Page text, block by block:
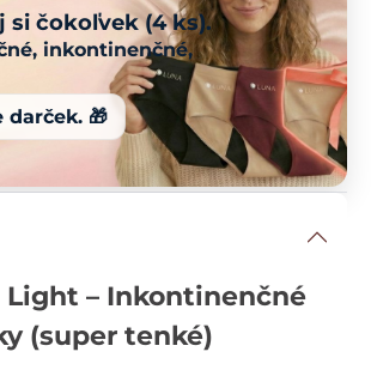
si čokoľvek (4 ks).
inkontinenčné,
darček. 🎁
Light – Inkontinenčné
(super tenké)